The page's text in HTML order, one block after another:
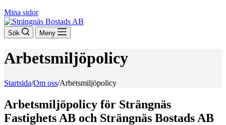
Mina sidor
Sök Meny
Arbetsmiljöpolicy
Startsida/Om oss/Arbetsmiljöpolicy
Arbetsmiljöpolicy för Strängnäs
Fastighets AB och Strängnäs Bostads AB